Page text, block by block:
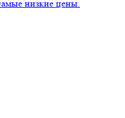
низкие цены.